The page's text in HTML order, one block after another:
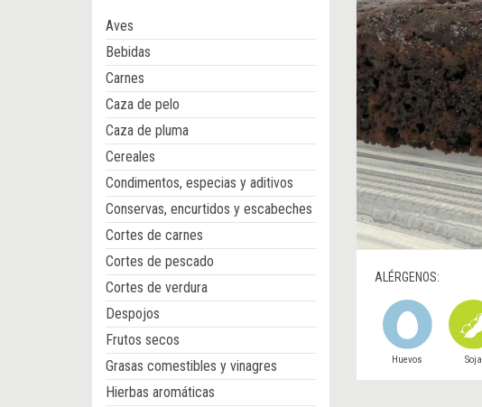
Aves
Bebidas
Carnes
Caza de pelo
Caza de pluma
Cereales
Condimentos, especias y aditivos
Conservas, encurtidos y escabeches
Cortes de carnes
Cortes de pescado
Cortes de verdura
Despojos
Frutos secos
Grasas comestibles y vinagres
Hierbas aromáticas
ALÉRGENOS:
Huevos Soja